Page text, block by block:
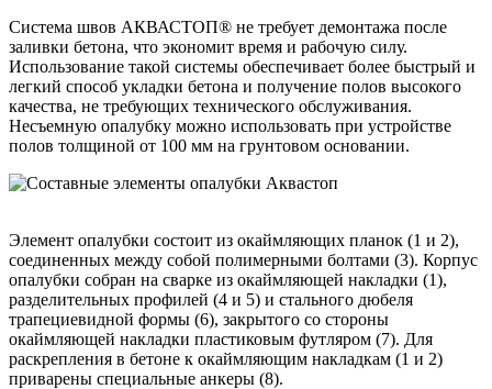
Система швов АКВАСТОП® не требует демонтажа после
заливки бетона, что экономит время и рабочую силу.
Использование такой системы обеспечивает более быстрый и
легкий способ укладки бетона и получение полов высокого
качества, не требующих технического обслуживания.
Несъемную опалубку можно использовать при устройстве
полов толщиной от 100 мм на грунтовом основании.
Элемент опалубки состоит из окаймляющих планок (1 и 2),
соединенных между собой полимерными болтами (3). Корпус
опалубки собран на сварке из окаймляющей накладки (1),
разделительных профилей (4 и 5) и стального дюбеля
трапециевидной формы (6), закрытого со стороны
окаймляющей накладки пластиковым футляром (7). Для
раскрепления в бетоне к окаймляющим накладкам (1 и 2)
приварены специальные анкеры (8).